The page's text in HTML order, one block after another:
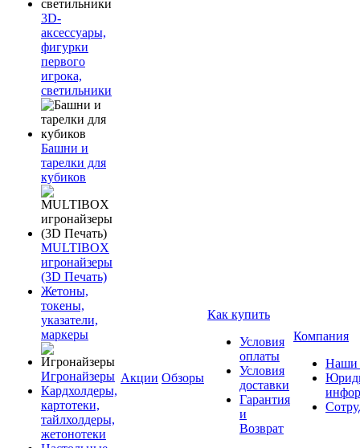
3D-
аксессуары,
фигурки
первого
игрока,
светильники
Башни и
тарелки для
кубиков
MULTIBOX
игронайзеры
(3D Печать)
Жетоны,
токены,
указатели,
маркеры
Игронайзеры
Кардхолдеры,
картотеки,
тайлхолдеры,
жетонотеки
Акции Обзоры
Как купить
Условия
оплаты
Условия
доставки
Гарантия
и
Возврат
Компания
Наши